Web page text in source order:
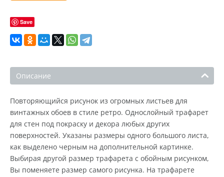
Save
Описание
Повторяющийся рисунок из огромных листьев для
винтажных обоев в стиле ретро. Однослойный трафарет
для стен под покраску и декора любых других
поверхностей. Указаны размеры одного большого листа,
как выделено черным на дополнительной картинке.
Выбирая другой размер трафарета с обойным рисунком,
Вы поменяете размер самого рисунка. На трафарете